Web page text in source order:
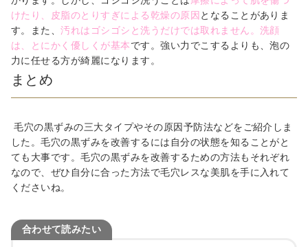
けたり、皮脂のとりすぎによる乾燥の原因 となることがありま
す。また、汚れはゴシゴシと洗うだけでは取れません。洗顔
は、とにかく優しくが基本 です。強い力でこするよりも、泡の
力に任せる方が綺麗になります。
まとめ
毛穴の黒ずみの三大タイプやその原因予防法などをご紹介しま
した。毛穴の黒ずみを改善するには自分の状態を知ることがと
ても大事です。毛穴の黒ずみを改善するための方法もそれぞれ
なので、ぜひ自分に合った方法で毛穴レスな美肌を手に入れて
くださいね。
合わせて読みたい